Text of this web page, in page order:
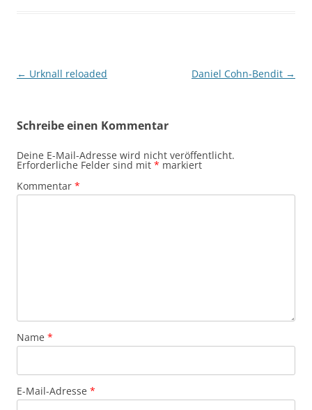
Beitragsnavigation
← Urknall reloaded Daniel Cohn-Bendit →
Schreibe einen Kommentar
Deine E-Mail-Adresse wird nicht veröffentlicht.
Erforderliche Felder sind mit * markiert
Kommentar *
Name *
E-Mail-Adresse *